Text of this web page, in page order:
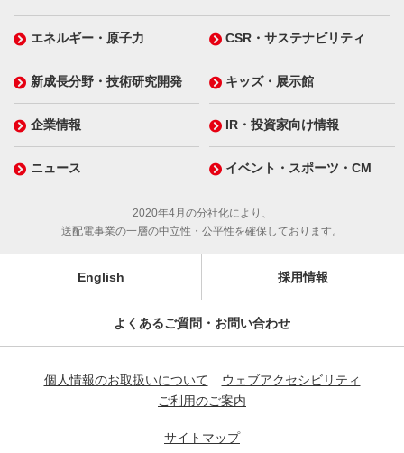
エネルギー・原子力 CSR・サステナビリティ
新成長分野・技術研究開発 キッズ・展示館
企業情報 IR・投資家向け情報
ニュース イベント・スポーツ・CM
2020年4月の分社化により、
送配電事業の一層の中立性・公平性を確保しております。
English 採用情報
よくあるご質問・お問い合わせ
個人情報のお取扱いについて
ウェブアクセシビリティ
ご利用のご案内
サイトマップ